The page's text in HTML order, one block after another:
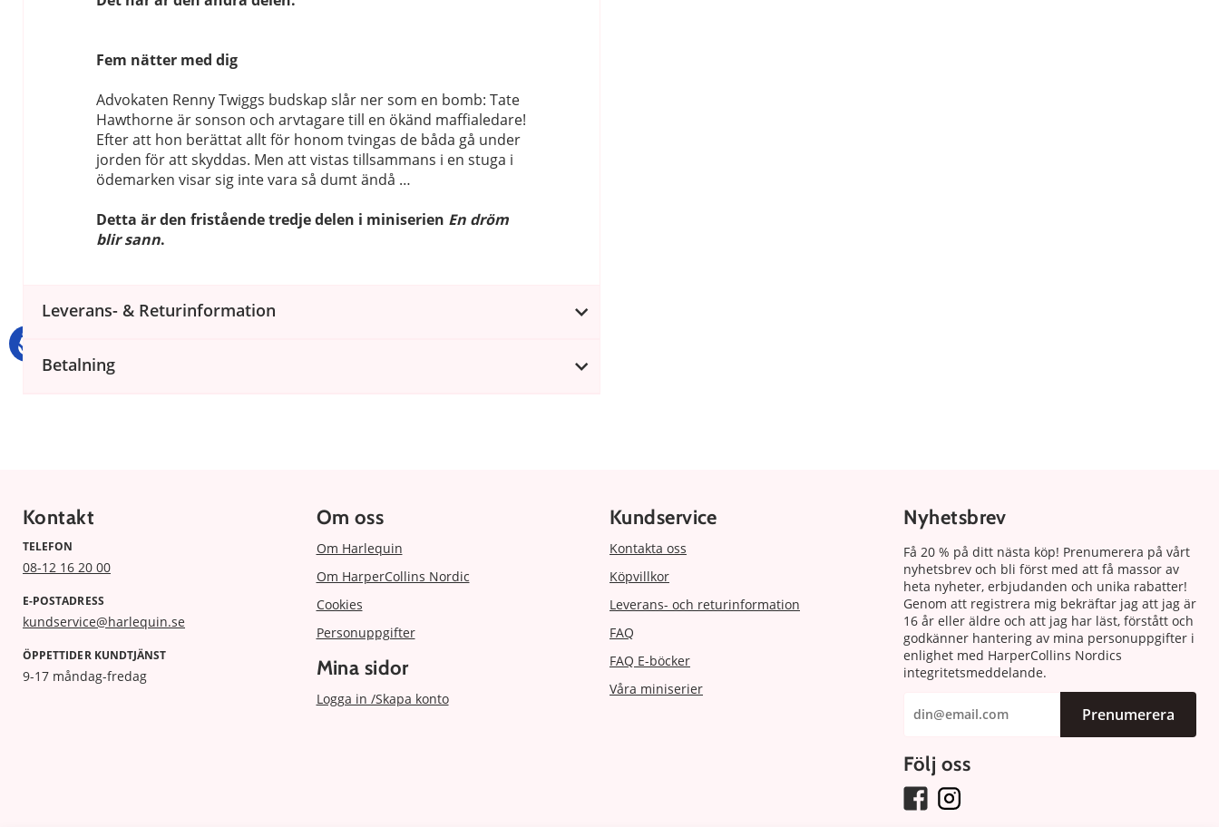
Fem nätter med dig
Advokaten Renny Twiggs budskap slår ner som en bomb: Tate
Hawthorne är sonson och arvtagare till en ökänd maffialedare!
Efter att hon berättat allt för honom tvingas de båda gå under
jorden för att skyddas. Men att vistas tillsammans i en stuga i
ödemarken visar sig inte vara så dumt ändå …
Detta är den fristående tredje delen i miniserien En dröm
blir sann.
Leverans- & Returinformation
Betalning
Kontakt
TELEFON
08-12 16 20 00
E-POSTADRESS
kundservice@harlequin.se
ÖPPETTIDER KUNDTJÄNST
9-17 måndag-fredag
Om oss
Om Harlequin
Om HarperCollins Nordic
Cookies
Personuppgifter
Mina sidor
Logga in /Skapa konto
Kundservice
Kontakta oss
Köpvillkor
Leverans- och returinformation
FAQ
FAQ E-böcker
Våra miniserier
Nyhetsbrev
Få 20 % på ditt nästa köp! Prenumerera på vårt
nyhetsbrev och bli först med att få massor av
heta nyheter, erbjudanden och unika rabatter!
Genom att registrera mig bekräftar jag att jag är
16 år eller äldre och att jag har läst, förstått och
godkänner hantering av mina personuppgifter i
enlighet med HarperCollins Nordics
integritetsmeddelande.
Prenumerera
Följ oss